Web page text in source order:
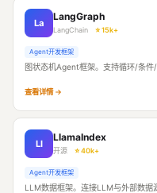
La
LangGraph
LangChain ⭐ 15k+
Agent开发框架
图状态机Agent框架。支持循环/条件
查看详情 →
Ll
LlamaIndex
开源 ⭐ 40k+
Agent开发框架
LLM数据框架。连接LLM与外部数据